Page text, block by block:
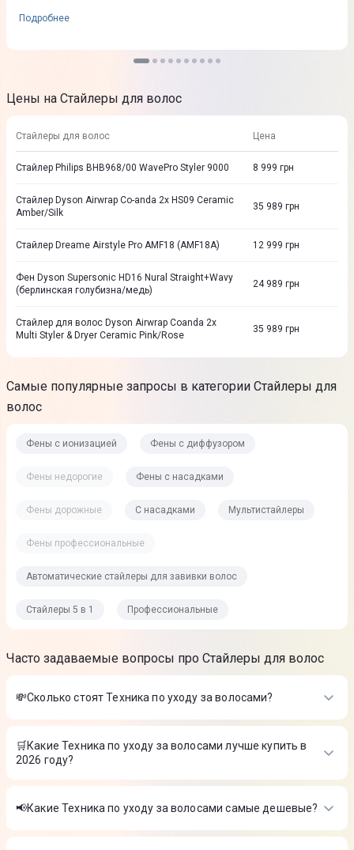
Подробнее
Цены на Стайлеры для волос
Стайлеры для волос Цена
Стайлер Philips BHB968/00 WavePro Styler 9000 8 999 грн
Стайлер Dyson Airwrap Co-anda 2x HS09 Ceramic
Amber/Silk
35 989 грн
Стайлер Dreame Airstyle Pro AMF18 (AMF18A) 12 999 грн
Фен Dyson Supersonic HD16 Nural Straight+Wavy
(берлинская голубизна/медь)
24 989 грн
Стайлер для волос Dyson Airwrap Coanda 2х
Multi Styler & Dryer Ceramic Pink/Rose
35 989 грн
Самые популярные запросы в категории Стайлеры для
волос
Фены с ионизацией Фены с диффузором
Фены недорогие Фены с насадками
Фены дорожные С насадками Мультистайлеры
Фены профессиональные
Автоматические стайлеры для завивки волос
Стайлеры 5 в 1 Профессиональные
Часто задаваемые вопросы про Стайлеры для волос
💸Сколько стоят Техника по уходу за волосами?
Стоимость товаров в категории Техника по уходу за
волосами в интернет-магазине Цитрус
Фен Philips ThermoProtect BHD350/10
Стайлер-выпрямитель Philips BHS520/00-2 399 ₴
25 989 ₴
🛒Какие Техника по уходу за волосами лучше купить в
2026 году?
Самые лучшие Техника по уходу за волосами в 2026 году по
мнению интернет-магазина Цитрус
Стайлер-выпрямитель Philips BHS520/00-2 399 ₴
📢Какие Техника по уходу за волосами самые дешевые?
На сегодня самые дешевые Техника по уходу за волосами